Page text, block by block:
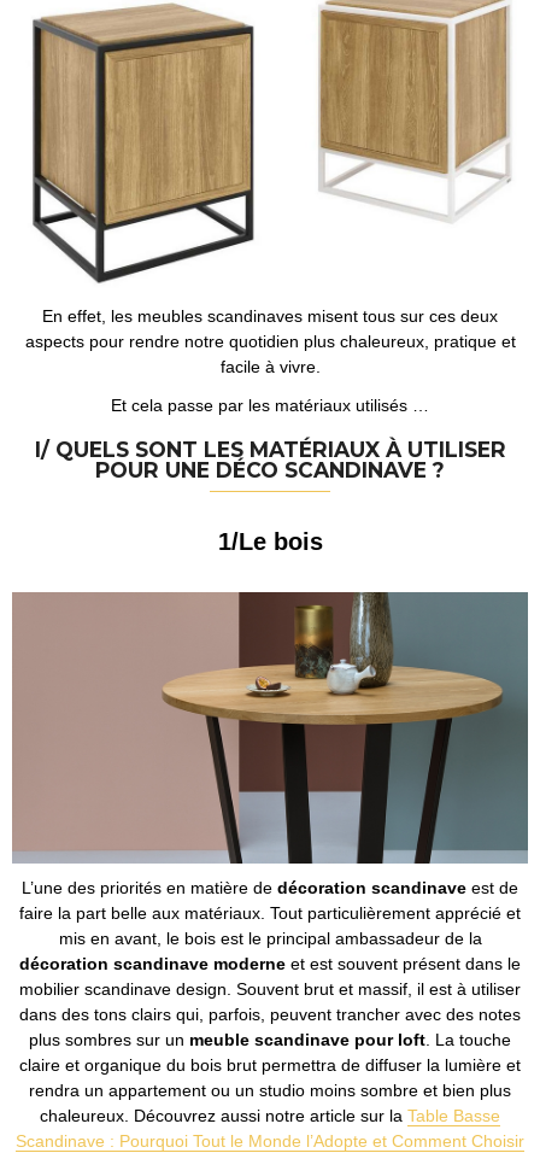
En effet, les meubles scandinaves misent tous sur ces deux
aspects pour rendre notre quotidien plus chaleureux, pratique et
facile à vivre.
Et cela passe par les matériaux utilisés …
I/ QUELS SONT LES MATÉRIAUX À UTILISER
POUR UNE DÉCO SCANDINAVE ?
1/Le bois
L’une des priorités en matière de décoration scandinave est de
faire la part belle aux matériaux. Tout particulièrement apprécié et
mis en avant, le bois est le principal ambassadeur de la
décoration scandinave moderne et est souvent présent dans le
mobilier scandinave design. Souvent brut et massif, il est à utiliser
dans des tons clairs qui, parfois, peuvent trancher avec des notes
plus sombres sur un meuble scandinave pour loft. La touche
claire et organique du bois brut permettra de diffuser la lumière et
rendra un appartement ou un studio moins sombre et bien plus
chaleureux. Découvrez aussi notre article sur la Table Basse
Scandinave : Pourquoi Tout le Monde l’Adopte et Comment Choisir